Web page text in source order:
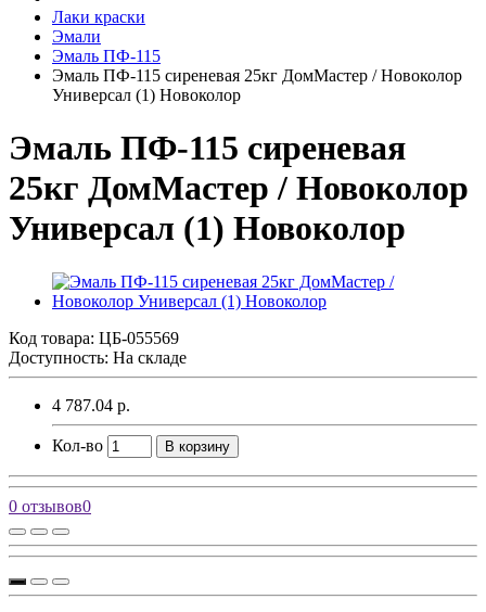
Лаки краски
Эмали
Эмаль ПФ-115
Эмаль ПФ-115 сиреневая 25кг ДомМастер / Новоколор
Универсал (1) Новоколор
Эмаль ПФ-115 сиреневая
25кг ДомМастер / Новоколор
Универсал (1) Новоколор
Код товара: ЦБ-055569
Доступность: На складе
4 787.04 р.
Кол-во В корзину
0 отзывов0